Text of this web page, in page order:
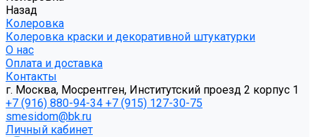
Назад
Колеровка
Колеровка краски и декоративной штукатурки
О нас
Оплата и доставка
Контакты
г. Москва, Мосрентген, Институтский проезд 2 корпус 1
+7 (916) 880-94-34 +7 (915) 127-30-75
smesidom@bk.ru
Личный кабинет